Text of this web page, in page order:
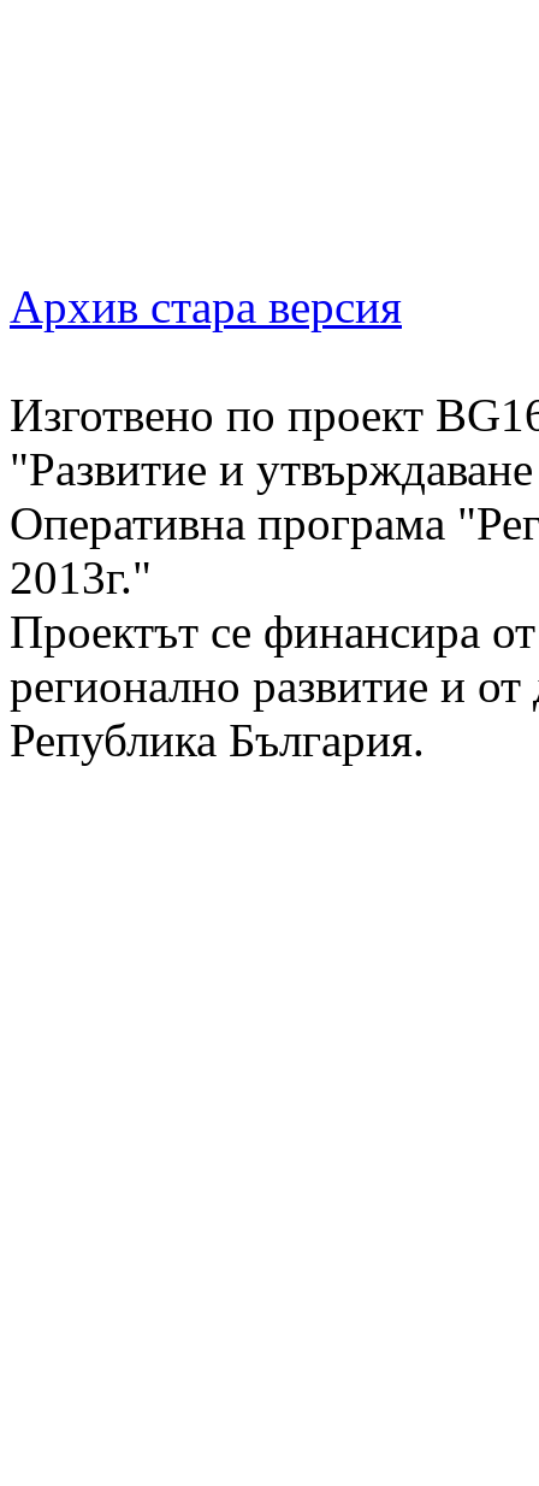
Архив стара версия
Изготвено по проект
"Развитие и
Оперативна програма
2013г."
Проектът се финансира
регионално развитие и
Република България.